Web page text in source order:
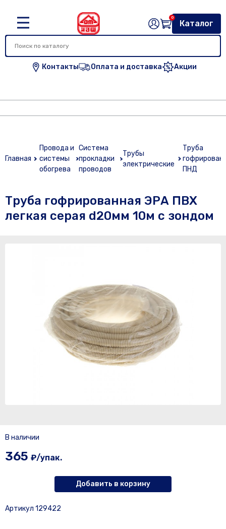
Контакты Оплата и доставка Акции
Каталог
0
Главная
Провода и
системы
обогрева
Система
прокладки
проводов
Трубы
электрические
Труба
ПНД
Труба гофрированная ЭРА ПВХ
легкая серая d20мм 10м с зондом
В наличии
365 ₽/упак.
Добавить в корзину
Артикул 129422